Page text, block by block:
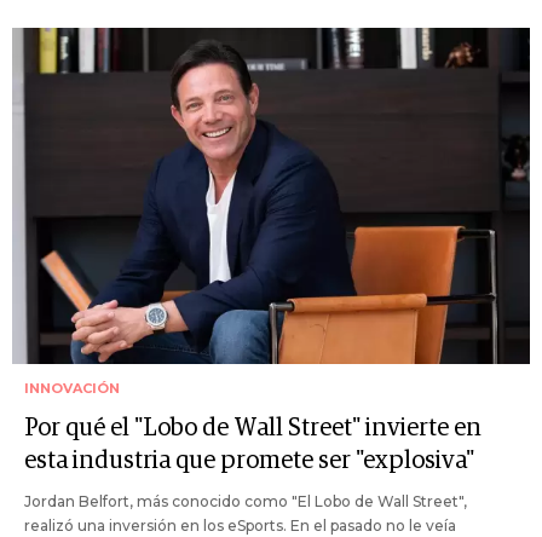
INNOVACIÓN
Por qué el "Lobo de Wall Street" invierte en
esta industria que promete ser "explosiva"
Jordan Belfort, más conocido como "El Lobo de Wall Street",
realizó una inversión en los eSports. En el pasado no le veía